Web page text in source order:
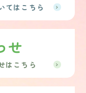
てはこちら
せ
はこちら